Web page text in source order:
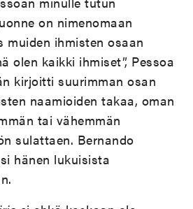
on nimenomaan
muiden ihmisten osaan
olen kaikki ihmiset”, Pessoa
kirjoitti suurimman osan
naamioiden takaa, oman
tai vähemmän
sulattaen. Bernando
hänen lukuisista